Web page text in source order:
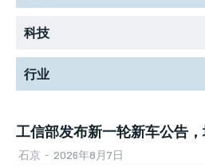
科技
行业
工信部发布新一轮新车公告
石京 - 2026年8月7日